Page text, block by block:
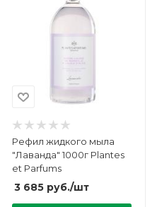
Рефил жидкого мыла
"Лаванда" 1000г Plantes
et Parfums
3 685руб./шт